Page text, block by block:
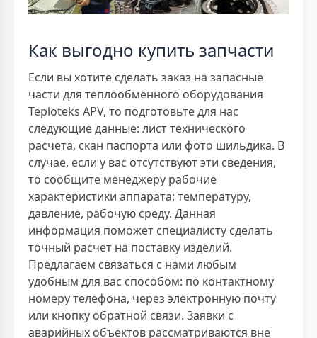
Как выгодно купить запчасти
Если вы хотите сделать заказ на запасные
части для теплообменного оборудования
Teploteks APV, то подготовьте для нас
следующие данные: лист технического
расчета, скан паспорта или фото шильдика. В
случае, если у вас отсутствуют эти сведения,
то сообщите менеджеру рабочие
характеристики аппарата: температуру,
давление, рабочую среду. Данная
информация поможет специалисту сделать
точный расчет на поставку изделий.
Предлагаем связаться с нами любым
удобным для вас способом: по контактному
номеру телефона, через электронную почту
или кнопку обратной связи. Заявки с
аварийных объектов рассматриваются вне